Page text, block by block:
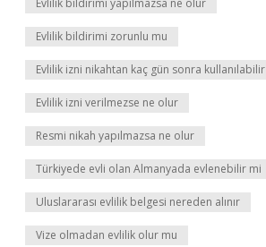
Evlilik bildirimi yapılmazsa ne olur
Evlilik bildirimi zorunlu mu
Evlilik izni nikahtan kaç gün sonra kullanılabilir
Evlilik izni verilmezse ne olur
Resmi nikah yapılmazsa ne olur
Türkiyede evli olan Almanyada evlenebilir mi
Uluslararası evlilik belgesi nereden alınır
Vize olmadan evlilik olur mu